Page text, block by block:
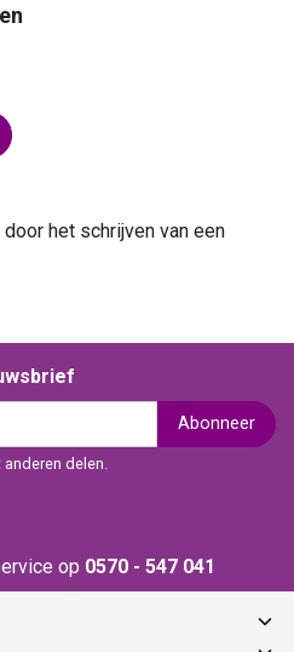
het schrijven van een
Abonneer
delen.
op 0570 - 547 041